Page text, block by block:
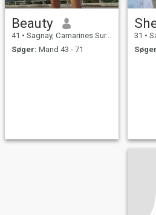
Beauty
41 • Sagnay, Camarines Sur, Filippinerne
Søger: Mand 43 - 71
31 •